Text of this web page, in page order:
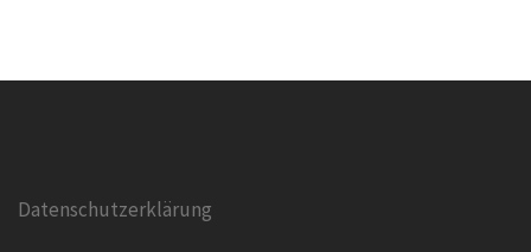
Datenschutzerklärung